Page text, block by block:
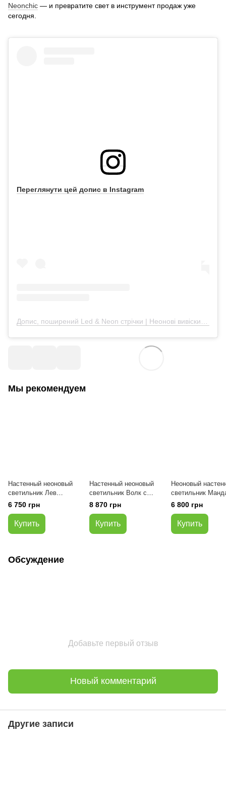
Neonchic — и превратите свет в инструмент продаж уже
сегодня.
Переглянути цей допис в Instagram
Мы рекомендуем
Настенный неоновый
светильник Лев
Голубой 45×37 см
6 750 грн
Купить
Настенный неоновый
светильник Волк с
контролером Синий
70*51 см
8 870 грн
Купить
Неоновый
светильник
50 см Нежный
6 800 грн
Купить
Обсуждение
Добавьте первый отзыв
Новый комментарий
Другие записи